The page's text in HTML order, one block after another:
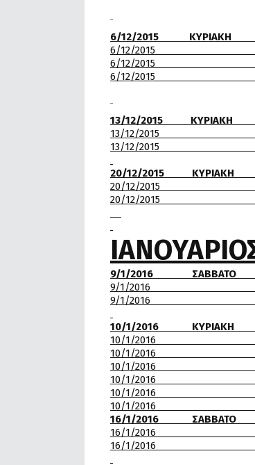
6/12/2015 ΚΥΡΙΑΚΗ
6/12/2015
6/12/2015 19:30
6/12/2015
13/12/2015 ΚΥΡΙΑΚΗ
13/12/2015
13/12/2015
20/12/2015 ΚΥΡΙΑΚΗ
20/12/2015
20/12/
9/1/2016 ΣΑΒΒΑΤΟ
9/1/2016
9/1/2016
10/1/2016
10/1/2016
10/1/2016
10/1/2016
10/1/2016
10/1/2016
10/1/2016
16/1/2016 ΣΑΒΒΑΤΟ
16/1/
16/1/2016